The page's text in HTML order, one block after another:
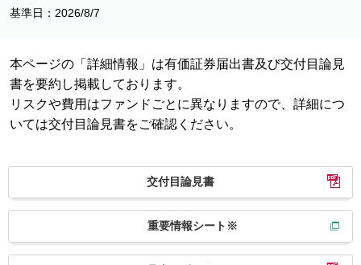
基準日：2026/8/7
本ページの「詳細情報」は有価証券届出書及び交付目論見
書を要約し掲載しております。
リスクや費用はファンドごとに異なりますので、詳細につ
いては交付目論見書をご確認ください。
交付目論見書
重要情報シート※